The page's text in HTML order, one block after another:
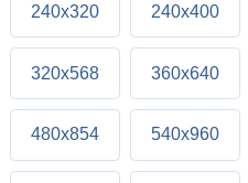
240x320 240x400
320x568 360x640
480x854 540x960